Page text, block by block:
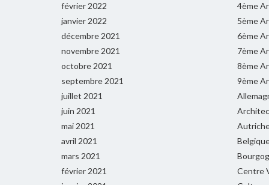
février 2022
janvier 2022
décembre 2021
novembre 2021
octobre 2021
septembre 2021
juillet 2021
juin 2021
mai 2021
avril 2021
mars 2021
février 2021
4ème
5ème
6ème
7ème
8ème
9ème
Centre